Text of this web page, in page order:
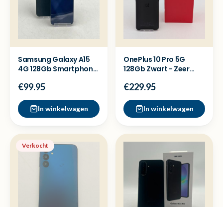
Samsung Galaxy A15
4G 128Gb Smartphone
€99.95
In winkelwagen
OnePlus 10 Pro 5G
128Gb Zwart - Zeer
€229.95
In winkelwagen
Verkocht